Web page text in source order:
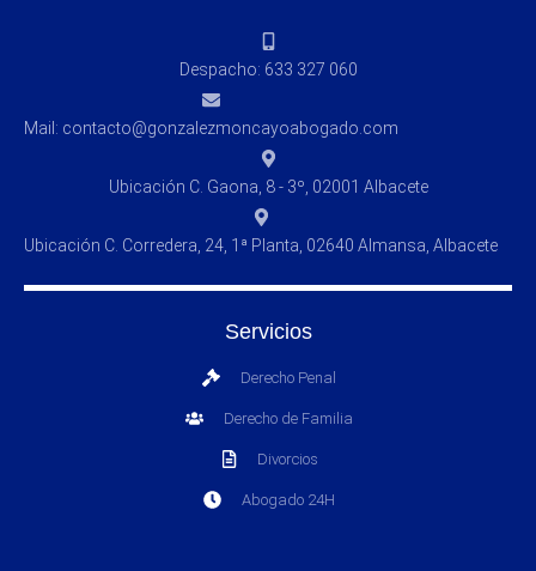
Despacho: 633 327 060
Mail: contacto@gonzalezmoncayoabogado.com
Ubicación C. Gaona, 8 - 3º, 02001 Albacete
Ubicación C. Corredera, 24, 1ª Planta, 02640 Almansa, Albacete
Servicios
Derecho Penal
Derecho de Familia
Divorcios
Abogado 24H